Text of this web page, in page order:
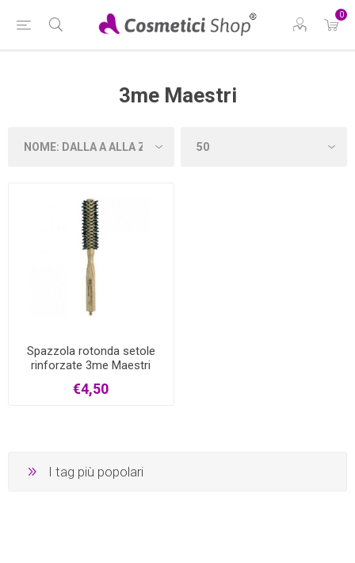
0
3me Maestri
Spazzola rotonda setole
rinforzate 3me Maestri
€4,50
I tag più popolari